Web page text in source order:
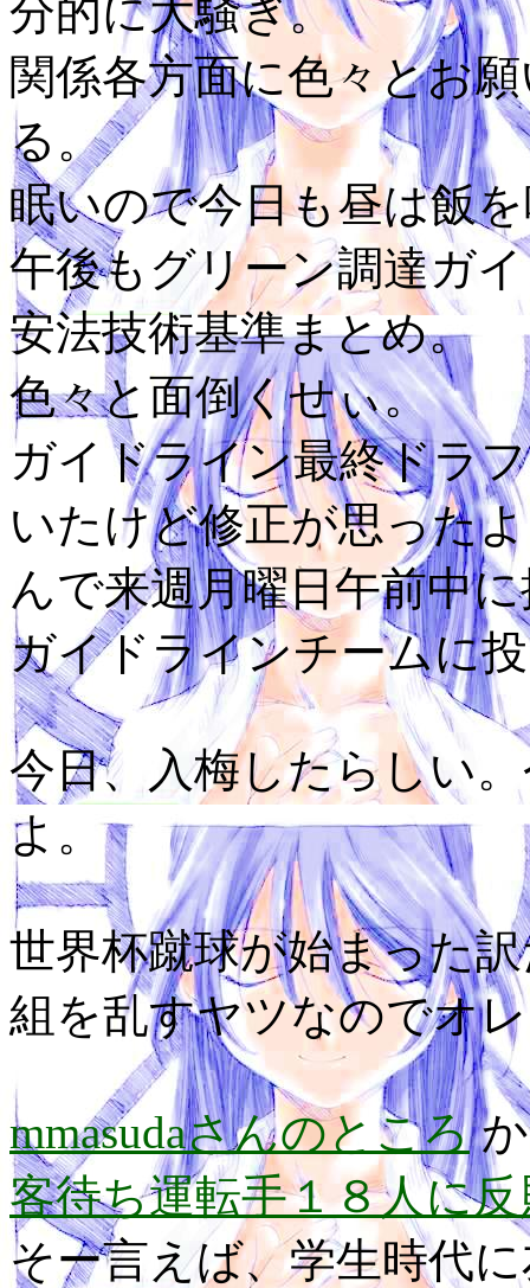
分的に大騒ぎ。
関係各方面に色々とお
る。
眠いので今日も昼は飯
午後もグリーン調達ガ
安法技術基準まとめ。
色々と面倒くせぃ。
ガイドライン最終ドラ
いたけど修正が思った
んで来週月曜日午前中
ガイドラインチームに
今日、入梅したらしい
よ。
世界杯蹴球が始まった
組を乱すヤツなのでオ
mmasudaさんのところ
客待ち運転手１８人に
そー言えば、学生時代